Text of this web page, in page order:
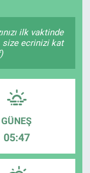
ilk vaktinde
size ecrinizi kat
GÜNEŞ
05:47